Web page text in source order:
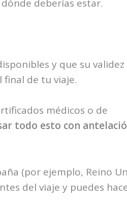
deberías estar.
y que su validez
final de tu viaje.
médicos o de
todo esto con
(por ejemplo, Reino
del viaje y puedes